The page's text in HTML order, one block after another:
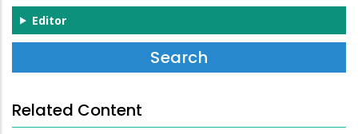
Editor
Related Content